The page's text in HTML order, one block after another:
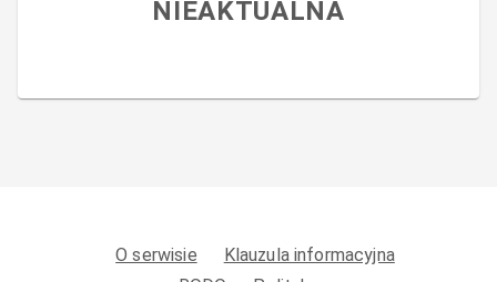
NIEAKTUALNA
O serwisie
Klauzula informacyjna